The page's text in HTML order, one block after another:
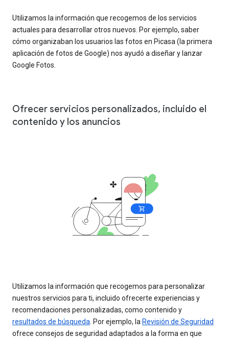
Utilizamos la información que recogemos de los servicios
actuales para desarrollar otros nuevos. Por ejemplo, saber
cómo organizaban los usuarios las fotos en Picasa (la primera
aplicación de fotos de Google) nos ayudó a diseñar y lanzar
Google Fotos.
Ofrecer servicios personalizados, incluido el
contenido y los anuncios
Utilizamos la información que recogemos para personalizar
nuestros servicios para ti, incluido ofrecerte experiencias y
recomendaciones personalizadas, como contenido y
resultados de búsqueda . Por ejemplo, la Revisión de Seguridad
ofrece consejos de seguridad adaptados a la forma en que